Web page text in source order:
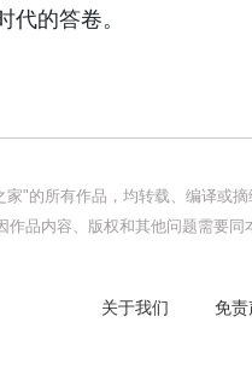
代的答卷。
家"的所有作品，均转载、编译或
品内容、版权和其他问题需要
关于我们 免责